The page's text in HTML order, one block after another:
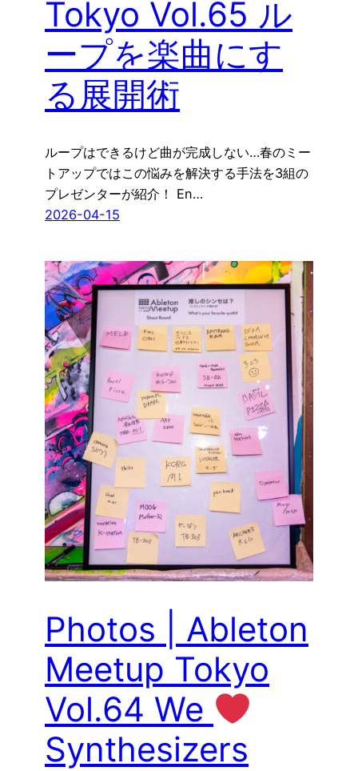
Tokyo Vol.65 ル
ープを楽曲にす
る展開術
ループはできるけど曲が完成しない…春のミー
トアップではこの悩みを解決する手法を3組の
プレゼンターが紹介！ En…
2026-04-15
Photos | Ableton
Meetup Tokyo
Vol.64 We
Synthesizers